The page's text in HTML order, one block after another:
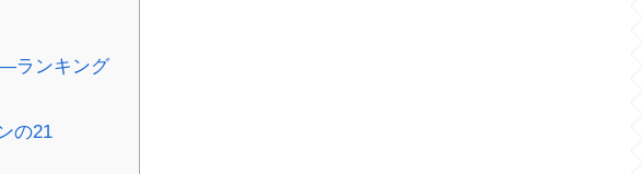
ランキング
の21